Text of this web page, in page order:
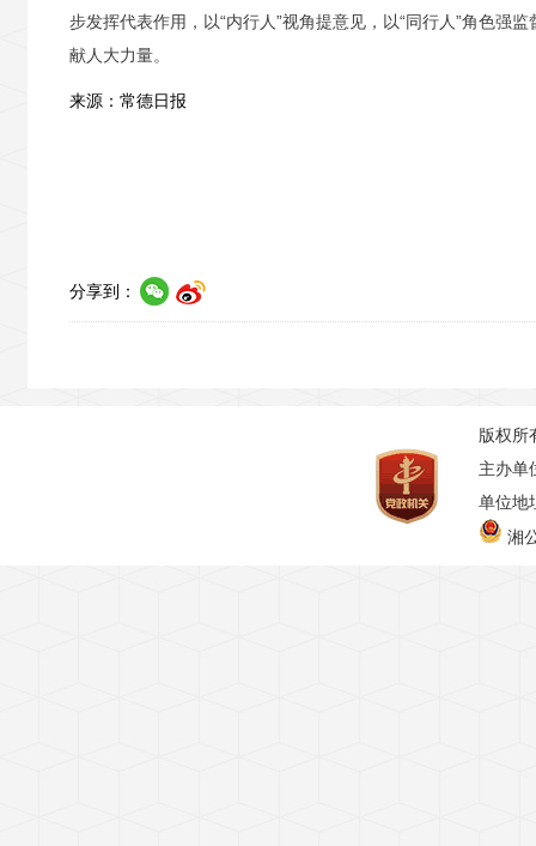
步发挥代表作用，以“内行人”视角提意见，以“同行人”角色强
献人大力量。
来源：常德日报
分享到：
版权所
主办单
单位地
湘